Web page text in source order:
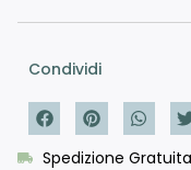
Condividi
Spedizione